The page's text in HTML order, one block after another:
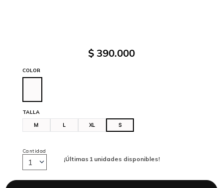
$ 390.000
TALLA
M L XL S
COLOR
¡Últimas 1 unidades disponibles!
Cantidad
1